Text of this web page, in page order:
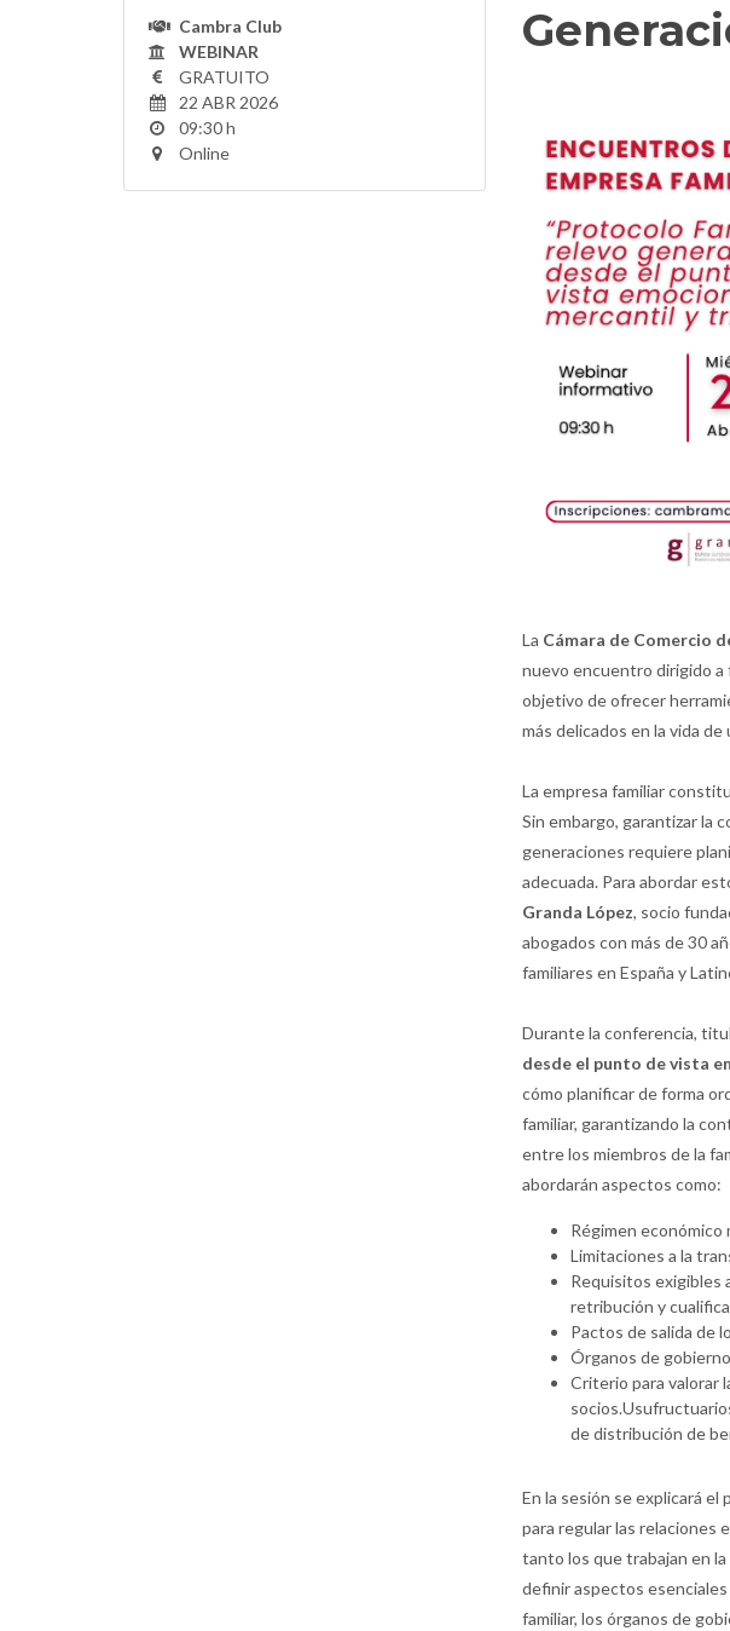
Cambra Club
WEBINAR
GRATUITO
22 ABR 2026
09:30 h
Online
La Cámara de Comercio
nuevo encuentro dirigido a
objetivo de ofrecer
más delicados en la vida de
La empresa familiar
Sin embargo, garantizar la
generaciones requiere
adecuada. Para abordar
Granda López, socio
abogados con más de 30
familiares en España y
Durante la conferencia,
desde el punto de vista
cómo planificar de forma
familiar, garantizando la
entre los miembros de la
abordarán aspectos como:
Régimen
Limitaciones a la
Requisitos exigibles
retribución y
Pactos de salida de
Órganos de gobierno
Criterio para valorar
de distribución de
En la sesión se explicará el
para regular las relaciones
tanto los que trabajan en
definir aspectos
familiar, los órganos de